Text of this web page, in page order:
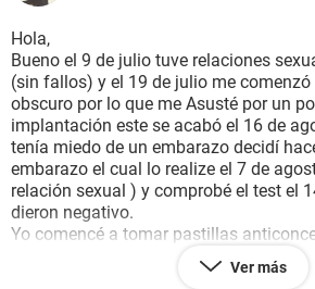
BIENESTAR
SEXUALIDAD
GLOSARIO
Hola,
Bueno el 9 de julio tuve relaciones
(sin fallos) y el 19 de julio me
obscuro por lo que me Asusté por un
implantación este se acabó el 16 de
tenía miedo de un embarazo decidí
embarazo el cual lo realize el 7 de
relación sexual ) y comprobé el test el
dieron negativo.
Yo comencé a tomar pastillas
que he tomado) el día 19 de julio por lo
bajó el 16 de agosto y bueno no las
Ver más